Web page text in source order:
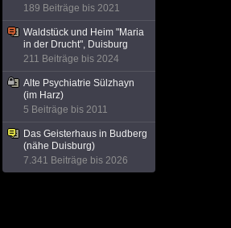
189 Beiträge bis 2021
Waldstück und Heim "Maria
in der Drucht", Duisburg
211 Beiträge bis 2024
Alte Psychiatrie Sülzhayn
(im Harz)
5 Beiträge bis 2011
Das Geisterhaus in Budberg
(nähe Duisburg)
7.341 Beiträge bis 2026